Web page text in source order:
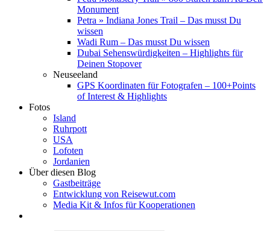
Monument
Petra » Indiana Jones Trail – Das musst Du
wissen
Wadi Rum – Das musst Du wissen
Dubai Sehenswürdigkeiten – Highlights für
Deinen Stopover
Neuseeland
GPS Koordinaten für Fotografen – 100+Points
of Interest & Highlights
Fotos
Island
Ruhrpott
USA
Lofoten
Jordanien
Über diesen Blog
Gastbeiträge
Entwicklung von Reisewut.com
Media Kit & Infos für Kooperationen